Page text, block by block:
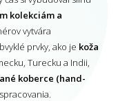
kolekciám a
vytvára
prvky, ako je koža
Turecku a Indii,
koberce (hand-